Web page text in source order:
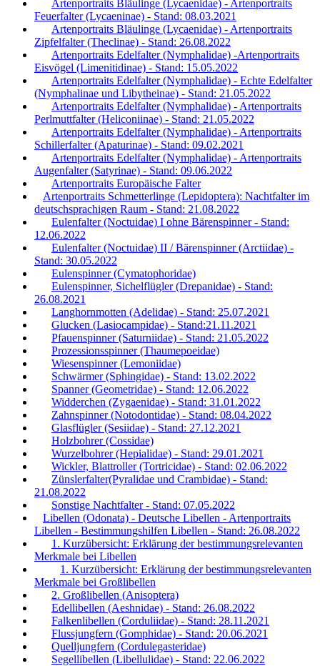
Artenportraits Bläulinge (Lycaenidae) - Artenportraits
Feuerfalter (Lycaeninae) - Stand: 08.03.2021
Artenportraits Bläulinge (Lycaenidae) - Artenportraits
Zipfelfalter (Theclinae) - Stand: 26.08.2022
Artenportraits Edelfalter (Nymphalidae) -Artenportraits
Eisvögel (Limenitidinae) - Stand: 15.05.2022
Artenportraits Edelfalter (Nymphalidae) - Echte Edelfalter
(Nymphalinae und Libytheinae) - Stand: 21.05.2022
Artenportraits Edelfalter (Nymphalidae) - Artenportraits
Perlmuttfalter (Heliconiinae) - Stand: 21.05.2022
Artenportraits Edelfalter (Nymphalidae) - Artenportraits
Schillerfalter (Apaturinae) - Stand: 09.02.2021
Artenportraits Edelfalter (Nymphalidae) - Artenportraits
Augenfalter (Satyrinae) - Stand: 09.06.2022
Artenportraits Europäische Falter
Artenportraits Schmetterlinge (Lepidoptera): Nachtfalter im
deutschsprachigen Raum - Stand: 21.08.2022
Eulenfalter (Noctuidae) I ohne Bärenspinner - Stand:
12.06.2022
Eulenfalter (Noctuidae) II / Bärenspinner (Arctiidae) -
Stand: 30.05.2022
Eulenspinner (Cymatophoridae)
Eulenspinner, Sichelflügler (Drepanidae) - Stand:
26.08.2021
Langhornmotten (Adelidae) - Stand: 25.07.2021
Glucken (Lasiocampidae) - Stand:21.11.2021
Pfauenspinner (Saturniidae) - Stand: 21.05.2022
Prozessionsspinner (Thaumepoeidae)
Wiesenspinner (Lemoniidae)
Schwärmer (Sphingidae) - Stand: 13.02.2022
Spanner (Geometridae) - Stand: 12.06.2022
Widderchen (Zygaenidae) - Stand: 31.01.2022
Zahnspinner (Notodontidae) - Stand: 08.04.2022
Glasflügler (Sesiidae) - Stand: 27.12.2021
Holzbohrer (Cossidae)
Wurzelbohrer (Hepialidae) - Stand: 29.01.2021
Wickler, Blattroller (Tortricidae) - Stand: 02.06.2022
Zünslerfalter(Pyralidae und Crambidae) - Stand:
21.08.2022
Sonstige Nachtfalter - Stand: 07.05.2022
Libellen (Odonata) - Deutsche Libellen - Artenportraits
Libellen - Bestimmungshilfen Libellen - Stand: 26.08.2022
1. Kurzübersicht: Erklärung der bestimmungsrelevanten
Merkmale bei Libellen
1. Kurzübersicht: Erklärung der bestimmungsrelevanten
Merkmale bei Großlibellen
2. Großlibellen (Anisoptera)
Edellibellen (Aeshnidae) - Stand: 26.08.2022
Falkenlibellen (Corduliidae) - Stand: 28.11.2021
Flussjungfern (Gomphidae) - Stand: 20.06.2021
Quelljungfern (Cordulegasteridae)
Segellibellen (Libellulidae) - Stand: 22.06.2022